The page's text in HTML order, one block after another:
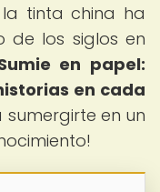
tinta china ha
de los siglos en
en papel:
en cada
sumergirte en un